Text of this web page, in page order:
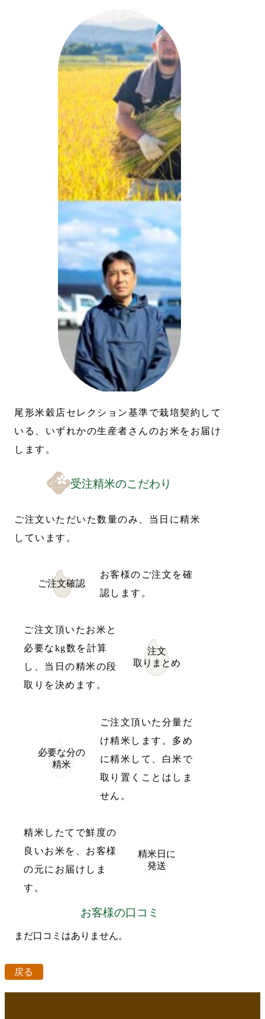
尾形米穀店セレクション基準で栽培契約して
いる、いずれかの生産者さんのお米をお届け
します。
受注精米のこだわり
ご注文いただいた数量のみ、当日に精米
しています。
ご注文確認
お客様のご注文を確
認します。
ご注文頂いたお米と
必要なkg数を計算
し、当日の精米の段
取りを決めます。
注文
取りまとめ
必要な分の
精米
ご注文頂いた分量だ
け精米します。多め
に精米して、白米で
取り置くことはしま
せん。
精米したてで鮮度の
良いお米を、お客様
の元にお届けしま
す。
精米日に
発送
お客様の口コミ
まだ口コミはありません。
戻る